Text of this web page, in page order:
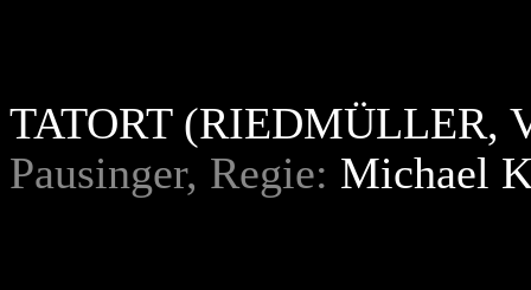
TATORT (RIEDMÜLLER,
Pausinger, Regie: Michael